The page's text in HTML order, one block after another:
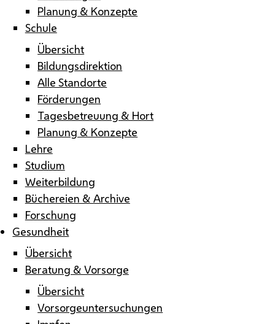
Planung & Konzepte
Schule
Übersicht
Bildungsdirektion
Alle Standorte
Förderungen
Tagesbetreuung & Hort
Planung & Konzepte
Lehre
Studium
Weiterbildung
Büchereien & Archive
Forschung
Gesundheit
Übersicht
Beratung & Vorsorge
Übersicht
Vorsorgeuntersuchungen